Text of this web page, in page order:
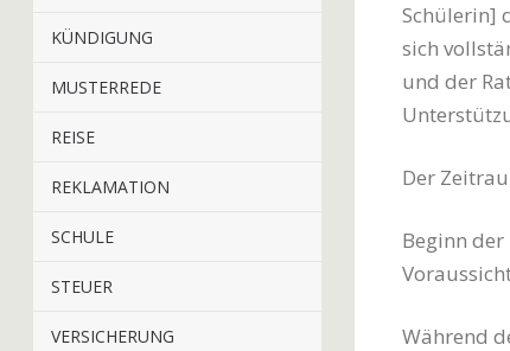
KÜNDIGUNG
MUSTERREDE
REISE
REKLAMATION
SCHULE
STEUER
VERSICHERUNG
Schülerin]
sich
und der
Der
Beginn
Während